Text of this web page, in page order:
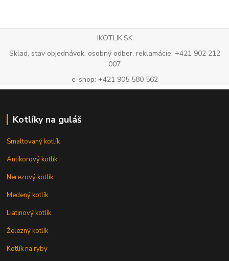
IKOTLIK.SK
Sklad, stav objednávok, osobný odber, reklamácie: +421 902 212
007
e-shop: +421 905 580 562
Kotlíky na guláš
Smaltovaný kotlík
Antikorový kotlík
Nerezový kotlík
Medený kotlík
Liatinový kotlík
Železný kotlík
Kotlík na ryby